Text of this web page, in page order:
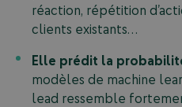
réaction, répétition
clients existants…
Elle prédit la
modèles de machine
lead ressemble